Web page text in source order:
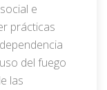
e
prácticas
del fuego
las